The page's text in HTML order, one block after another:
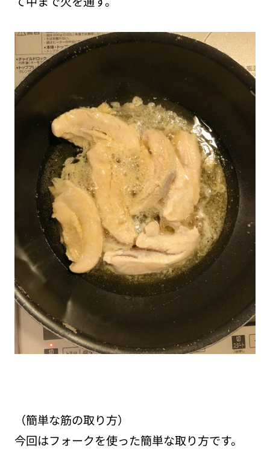
（簡単な筋の取り方）
今回はフォークを使った簡単な取り方です。